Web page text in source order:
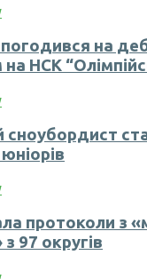
на
НСК
сноубордист
протоколи з
97 округів